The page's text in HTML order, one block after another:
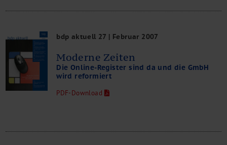
bdp aktuell 27 | Februar 2007
Moderne Zeiten
Die Online-Register sind da und die GmbH
wird reformiert
PDF-Download